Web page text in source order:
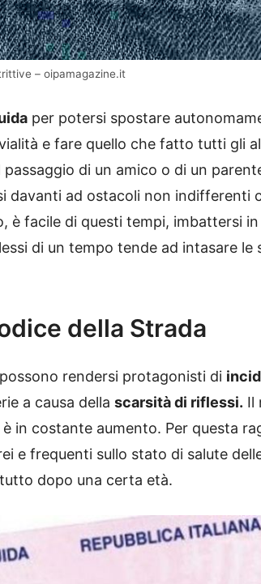
– oipamagazine.it
per potersi spostare
e fare quello che fatto tutti gli
di un amico o di un
davanti ad ostacoli non indifferenti
è facile di questi tempi, imbattersi in
di un tempo tende ad intasare le
della Strada
rendersi protagonisti di
a causa della scarsità di riflessi. Il
in costante aumento. Per questa
e frequenti sullo stato di salute
dopo una certa età.